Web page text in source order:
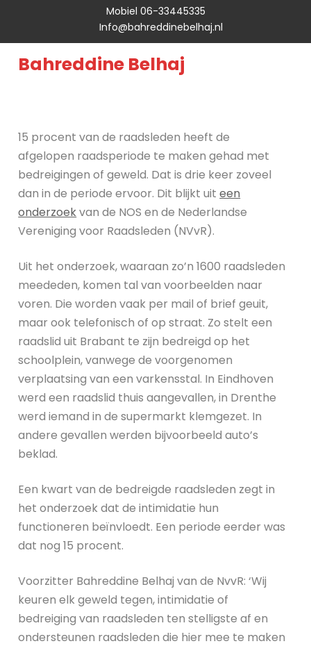
Mobiel 06-33445335
Info@bahreddinebelhaj.nl
Bahreddine Belhaj
15 procent van de raadsleden heeft de
afgelopen raadsperiode te maken gehad met
bedreigingen of geweld. Dat is drie keer zoveel
dan in de periode ervoor. Dit blijkt uiteen
onderzoekvan de NOS en de Nederlandse
Vereniging voor Raadsleden (NVvR).
Uit het onderzoek, waaraan zo’n 1600 raadsleden
meededen, komen tal van voorbeelden naar
voren. Die worden vaak per mail of brief geuit,
maar ook telefonisch of op straat. Zo stelt een
raadslid uit Brabant te zijn bedreigd op het
schoolplein, vanwege de voorgenomen
verplaatsing van een varkensstal. In Eindhoven
werd een raadslid thuis aangevallen, in Drenthe
werd iemand in de supermarkt klemgezet. In
andere gevallen werden bijvoorbeeld auto’s
beklad.
Een kwart van de bedreigde raadsleden zegt in
het onderzoek dat de intimidatie hun
functioneren beïnvloedt. Een periode eerder was
dat nog 15 procent.
Voorzitter Bahreddine Belhaj van de NvvR: ‘Wij
keuren elk geweld tegen, intimidatie of
bedreiging van raadsleden ten stelligste af en
ondersteunen raadsleden die hier mee te maken